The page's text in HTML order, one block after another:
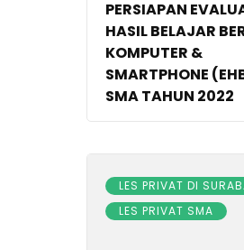
PERSIAPAN
HASIL BELAJAR
KOMPUTER &
SMARTPHONE
SMA TAHUN 2022
LES PRIVAT DI
LES PRIVAT SMA